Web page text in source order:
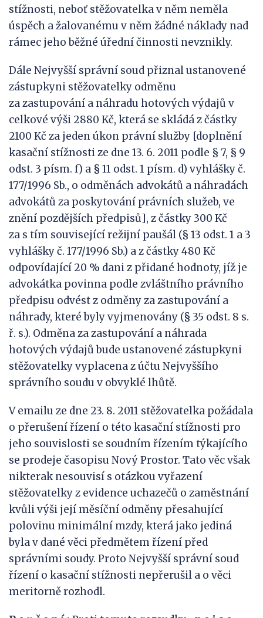
stížnosti, neboť stěžovatelka v něm neměla
úspěch a žalovanému v něm žádné náklady nad
rámec jeho běžné úřední činnosti nevznikly.
Dále Nejvyšší správní soud přiznal ustanovené
zástupkyni stěžovatelky odměnu
za zastupování a náhradu hotových výdajů v
celkové výši 2880 Kč, která se skládá z částky
2100 Kč za jeden úkon právní služby [doplnění
kasační stížnosti ze dne 13. 6. 2011 podle § 7, § 9
odst. 3 písm. f) a § 11 odst. 1 písm. d) vyhlášky č.
177/1996 Sb., o odměnách advokátů a náhradách
advokátů za poskytování právních služeb, ve
znění pozdějších předpisů], z částky 300 Kč
za s tím související režijní paušál (§ 13 odst. 1 a 3
vyhlášky č. 177/1996 Sb.) a z částky 480 Kč
odpovídající 20 % dani z přidané hodnoty, jíž je
advokátka povinna podle zvláštního právního
předpisu odvést z odměny za zastupování a
náhrady, které byly vyjmenovány (§ 35 odst. 8 s.
ř. s.). Odměna za zastupování a náhrada
hotových výdajů bude ustanovené zástupkyni
stěžovatelky vyplacena z účtu Nejvyššího
správního soudu v obvyklé lhůtě.
V emailu ze dne 23. 8. 2011 stěžovatelka požádala
o přerušení řízení o této kasační stížnosti pro
jeho souvislosti se soudním řízením týkajícího
se prodeje časopisu Nový Prostor. Tato věc však
nikterak nesouvisí s otázkou vyřazení
stěžovatelky z evidence uchazečů o zaměstnání
kvůli výši její měsíční odměny přesahující
polovinu minimální mzdy, která jako jediná
byla v dané věci předmětem řízení před
správními soudy. Proto Nejvyšší správní soud
řízení o kasační stížnosti nepřerušil a o věci
meritorně rozhodl.